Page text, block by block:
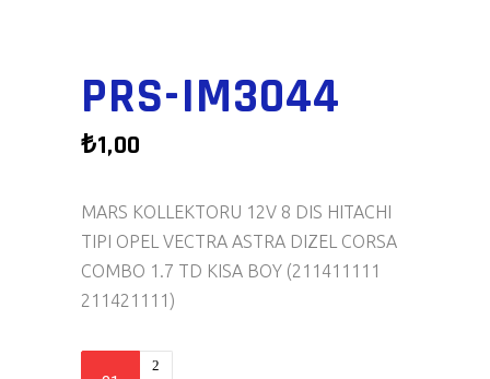
PRS-IM3044
₺1,00
MARS KOLLEKTORU 12V 8 DIS HITACHI
TIPI OPEL VECTRA ASTRA DIZEL CORSA
COMBO 1.7 TD KISA BOY (211411111
211421111)